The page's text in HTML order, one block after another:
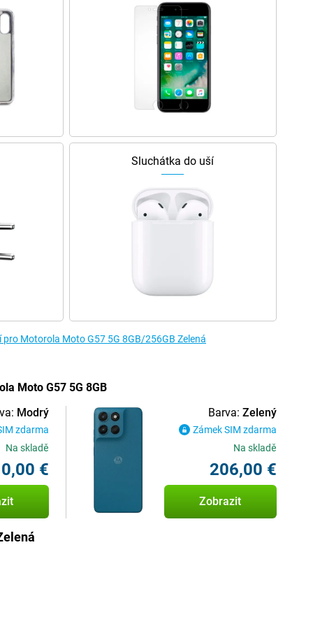
Sluchátka do uší
Motorola Moto G57 5G 8GB/256GB Zelená
Moto G57 5G 8GB
Modrý
zdarma
Na skladě
€
Barva: Zelený
Zámek SIM zdarma
Na skladě
206,00 €
Zobrazit